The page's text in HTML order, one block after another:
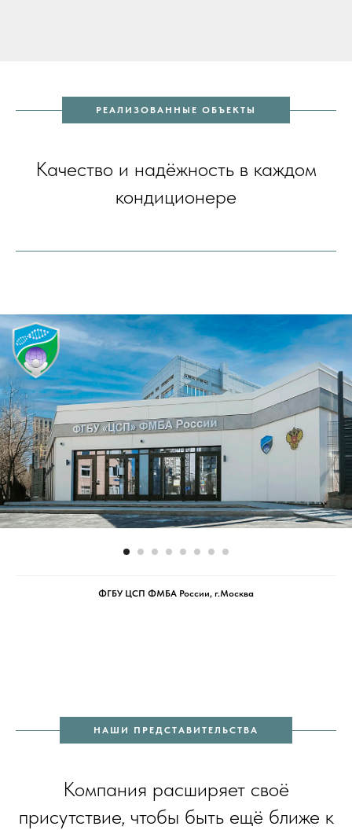
РЕАЛИЗОВАННЫЕ ОБЪЕКТЫ
Качество и надёжность в каждом
кондиционере
ФГБУ ЦСП ФМБА России, г.Москва
НАШИ ПРЕДСТАВИТЕЛЬСТВА
Компания расширяет своё
присутствие, чтобы быть ещё ближе к